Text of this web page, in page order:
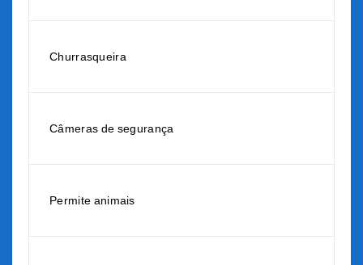
Churrasqueira
Câmeras de segurança
Permite animais